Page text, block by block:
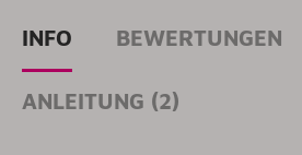
INFO BEWERTUNGEN
ANLEITUNG (2)